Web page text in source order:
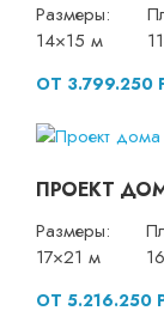
Размеры:
14×15 м
ОТ 3.799.250
ПРОЕКТ
Размеры:
17×21 м
ОТ 5.216.250